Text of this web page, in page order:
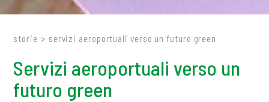
storie > servizi aeroportuali verso un futuro green
Servizi aeroportuali verso un
futuro green